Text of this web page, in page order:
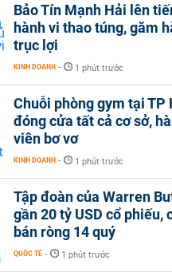
Bảo Tín Mạnh Hải lên
hành vi thao túng, găm
trục lợi
KINH DOANH - 1 phút trước
Chuỗi phòng gym tại TP
đóng cửa tất cả cơ sở,
viên bơ vơ
KINH DOANH - 1 phút trước
Tập đoàn của Warren
gần 20 tỷ USD cổ phiếu,
bán ròng 14 quý
QUỐC TẾ - 1 phút trước